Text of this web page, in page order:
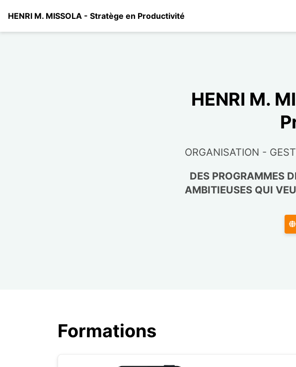
HENRI M. MISSOLA - Stratège en Productivité
HENRI M.
ORGANISATION -
DES PROGRAMMES
AMBITIEUSES QUI
Formations